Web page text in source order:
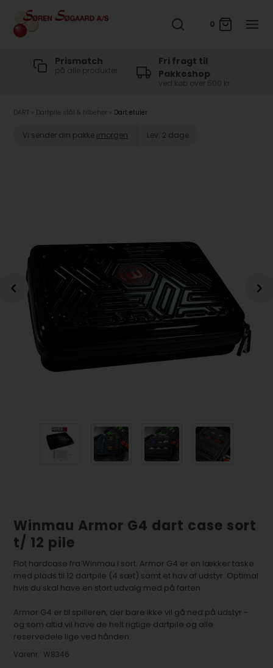
0
Prismatch
på alle produkter
Fri fragt til
Pakkeshop
ved køb over 500 kr
DART Dartpile stål & tilbehør Dart etuier
Vi sender din pakke imorgen Lev. 2 dage
Winmau Armor G4 dart case sort
t/ 12 pile
Flot hardcase fra Winmau i sort. Armor G4 er en lækker taske
med plads til 12 dartpile (4 sæt) samt et hav af udstyr. Optimal
hvis du skal have en stort udvalg med på farten.
Armor G4 er til spilleren, der bare ikke vil gå ned på udstyr -
og som altid vil have de helt rigtige dartpile og alle
reservedele lige ved hånden.
Varenr.: W8346